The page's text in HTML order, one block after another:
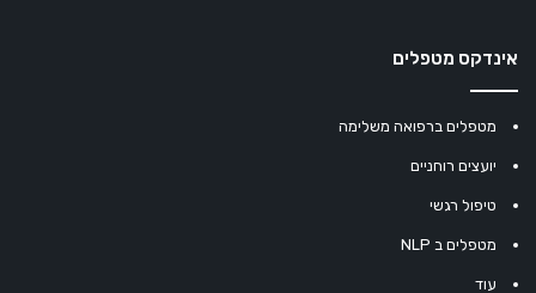
אינדקס מטפלים
מטפלים ברפואה משלימה
יועצים רוחניים
טיפול רגשי
מטפלים ב NLP
עוד